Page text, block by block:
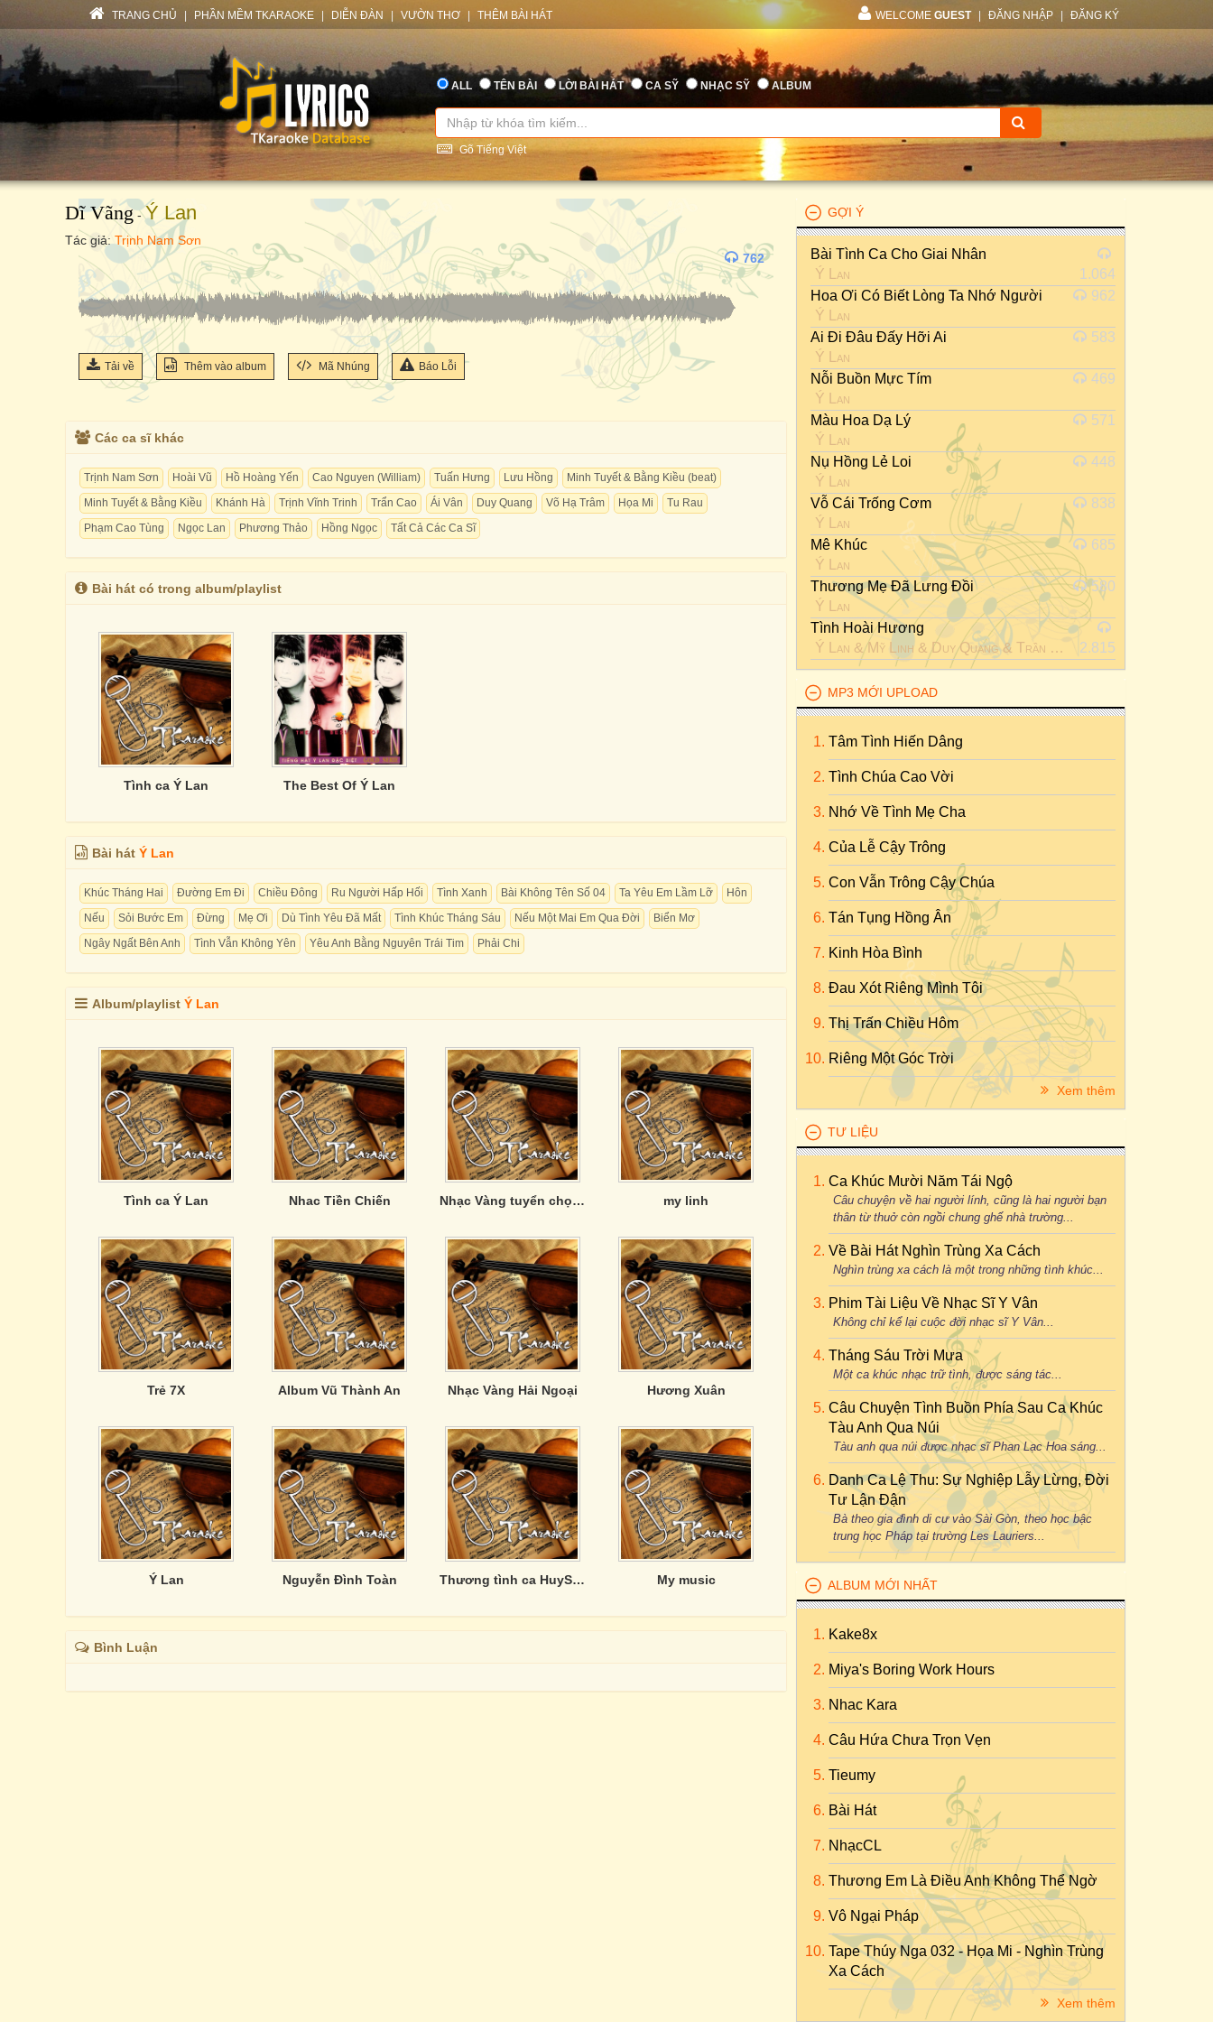
TRANG CHỦ PHẦN MỀM TKARAOKE DIỄN ĐÀN VƯỜN THƠ THÊM BÀI HÁT WELCOME GUEST ĐĂNG NHẬP ĐĂNG KÝ
ALL TÊN BÀI LỜI BÀI HÁT CA SỸ NHẠC SỸ ALBUM
Gõ Tiếng Việt
Dĩ Vãng-Ý Lan
Tác giả: Trịnh Nam Sơn
762
Tải về Thêm vào album Mã Nhúng Báo Lỗi
Các ca sĩ khác
Trịnh Nam Sơn Hoài Vũ Hồ Hoàng Yến Cao Nguyen (William) Tuấn Hưng Lưu Hồng
Minh Tuyết & Bằng Kiều (beat)
Minh Tuyết & Bằng Kiều
Khánh Hà Trịnh Vĩnh Trinh Trẩn Cao Ái Vân Duy Quang Võ Hạ Trâm Họa Mi
Tu Rau
Phạm Cao Tùng
Ngọc Lan Phương Thảo Hồng Ngọc Tất Cả Các Ca Sĩ
Bài hát có trong album/playlist
Tình ca Ý Lan The Best Of Ý Lan
Bài hát Ý Lan
Khúc Tháng Hai Đường Em Đi Chiều Đông Ru Người Hấp Hối Tình Xanh Bài Không Tên Số 04 Ta Yêu Em Lầm Lỡ
Hôn
Nếu
Sỏi Bước Em Đừng Mẹ Ơi Dù Tình Yêu Đã Mất Tình Khúc Tháng Sáu Nếu Một Mai Em Qua Đời
Biển Mơ
Ngây Ngất Bên Anh
Tình Vẫn Không Yên Yêu Anh Bằng Nguyên Trái Tim Phải Chi
Album/playlist Ý Lan
Tình ca Ý Lan Nhac Tiền Chiến Nhạc Vàng tuyển chọn của Phương Anh my linh
Trẻ 7X Album Vũ Thành An Nhạc Vàng Hải Ngoại Hương Xuân
Ý Lan Nguyễn Đình Toàn Thương tình ca HuySony My music
Bình Luận
GỢI Ý
Bài Tình Ca Cho Giai Nhân
Ý Lan
1.064
Hoa Ơi Có Biết Lòng Ta Nhớ Người
Ý Lan
962
Ai Đi Đâu Đấy Hỡi Ai
Ý Lan
583
Nỗi Buồn Mực Tím
Ý Lan
469
Màu Hoa Dạ Lý
Ý Lan
571
Nụ Hồng Lẻ Loi
Ý Lan
448
Vỗ Cái Trống Cơm
Ý Lan
838
Mê Khúc
Ý Lan
685
Thương Mẹ Đã Lưng Đồi
Ý Lan
580
Tình Hoài Hương
Ý Lan &Mỹ Linh& Duy Quang& Trần Hiếu 2.815
MP3 MỚI UPLOAD
Tâm Tình Hiến Dâng
Tình Chúa Cao Vời
Nhớ Về Tình Mẹ Cha
Của Lễ Cậy Trông
Con Vẫn Trông Cậy Chúa
Tán Tụng Hồng Ân
Kinh Hòa Bình
Đau Xót Riêng Mình Tôi
Thị Trấn Chiều Hôm
Riêng Một Góc Trời
Xem thêm
TƯ LIỆU
Ca Khúc Mười Năm Tái Ngộ
Câu chuyện về hai người lính, cũng là hai người bạn
thân từ thuở còn ngồi chung ghế nhà trường...
Về Bài Hát Nghìn Trùng Xa Cách
Nghìn trùng xa cách là một trong những tình khúc...
Phim Tài Liệu Về Nhạc Sĩ Y Vân
Không chỉ kể lại cuộc đời nhạc sĩ Y Vân...
Tháng Sáu Trời Mưa
Một ca khúc nhạc trữ tình, được sáng tác...
Câu Chuyện Tình Buồn Phía Sau Ca Khúc
Tàu Anh Qua Núi
Tàu anh qua núi được nhạc sĩ Phan Lạc Hoa sáng...
Danh Ca Lệ Thu: Sự Nghiệp Lẫy Lừng, Đời
Tư Lận Đận
Bà theo gia đình di cư vào Sài Gòn, theo học bậc
trung học Pháp tại trường Les Lauriers...
ALBUM MỚI NHẤT
Kake8x
Miya's Boring Work Hours
Nhac Kara
Câu Hứa Chưa Trọn Vẹn
Tieumy
Bài Hát
NhạcCL
Thương Em Là Điều Anh Không Thể Ngờ
Vô Ngại Pháp
Tape Thúy Nga 032 - Họa Mi - Nghìn Trùng
Xa Cách
Xem thêm